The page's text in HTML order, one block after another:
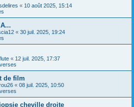
« 10 août 2025, 15:14
« 30 juil. 2025, 19:24
« 12 juil. 2025, 17:37
de film
« 08 juil. 2025, 10:50
cheville droite